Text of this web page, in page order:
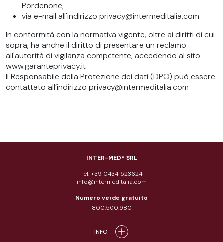
Pordenone;
via e-mail all'indirizzo privacy@intermeditalia.com
In conformità con la normativa vigente, oltre ai diritti di cui
sopra, ha anche il diritto di presentare un reclamo
all'autorità di vigilanza competente, accedendo al sito
www.garanteprivacy.it
Il Responsabile della Protezione dei dati (DPO) può essere
contattato all’indirizzo privacy@intermeditalia.com
INTER-MED® SRL
Tel. +39 0434 523624
info@intermeditalia.com
Numero verde gratuito
800.500.980
INFO